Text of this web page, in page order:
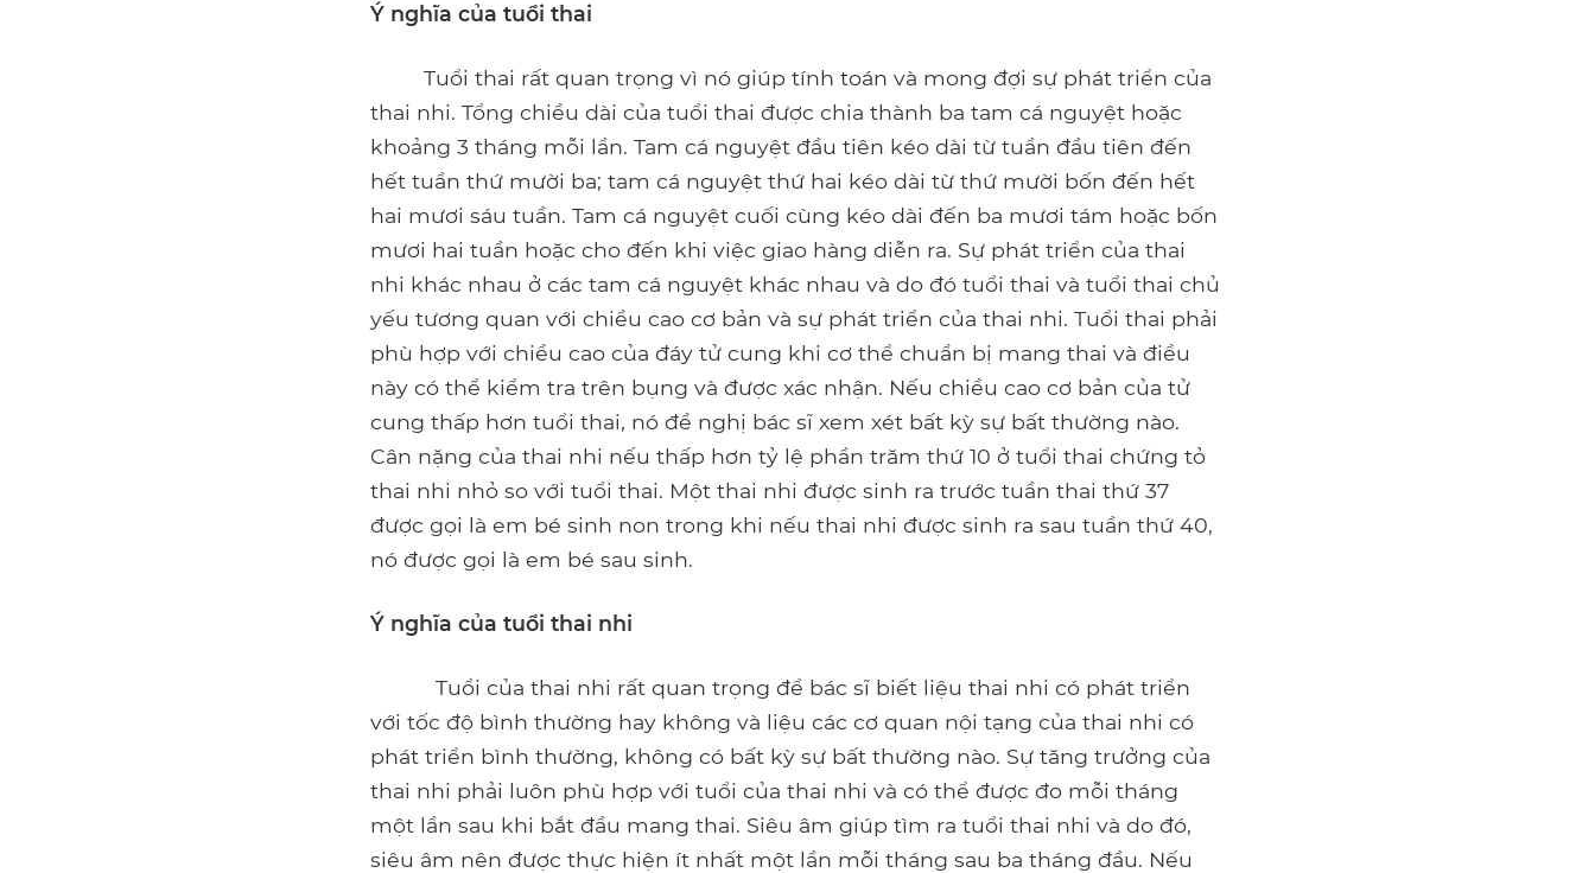
Ý nghĩa của tuổi thai
Tuổi thai rất quan trọng vì nó giúp tính toán và mong đợi sự phát triển của
thai nhi. Tổng chiều dài của tuổi thai được chia thành ba tam cá nguyệt hoặc
khoảng 3 tháng mỗi lần. Tam cá nguyệt đầu tiên kéo dài từ tuần đầu tiên đến
hết tuần thứ mười ba; tam cá nguyệt thứ hai kéo dài từ thứ mười bốn đến hết
hai mươi sáu tuần. Tam cá nguyệt cuối cùng kéo dài đến ba mươi tám hoặc bốn
mươi hai tuần hoặc cho đến khi việc giao hàng diễn ra. Sự phát triển của thai
nhi khác nhau ở các tam cá nguyệt khác nhau và do đó tuổi thai và tuổi thai chủ
yếu tương quan với chiều cao cơ bản và sự phát triển của thai nhi. Tuổi thai phải
phù hợp với chiều cao của đáy tử cung khi cơ thể chuẩn bị mang thai và điều
này có thể kiểm tra trên bụng và được xác nhận. Nếu chiều cao cơ bản của tử
cung thấp hơn tuổi thai, nó đề nghị bác sĩ xem xét bất kỳ sự bất thường nào.
Cân nặng của thai nhi nếu thấp hơn tỷ lệ phần trăm thứ 10 ở tuổi thai chứng tỏ
thai nhi nhỏ so với tuổi thai. Một thai nhi được sinh ra trước tuần thai thứ 37
được gọi là em bé sinh non trong khi nếu thai nhi được sinh ra sau tuần thứ 40,
nó được gọi là em bé sau sinh.
Ý nghĩa của tuổi thai nhi
Tuổi của thai nhi rất quan trọng để bác sĩ biết liệu thai nhi có phát triển
với tốc độ bình thường hay không và liệu các cơ quan nội tạng của thai nhi có
phát triển bình thường, không có bất kỳ sự bất thường nào. Sự tăng trưởng của
thai nhi phải luôn phù hợp với tuổi của thai nhi và có thể được đo mỗi tháng
một lần sau khi bắt đầu mang thai. Siêu âm giúp tìm ra tuổi thai nhi và do đó,
siêu âm nên được thực hiện ít nhất một lần mỗi tháng sau ba tháng đầu. Nếu